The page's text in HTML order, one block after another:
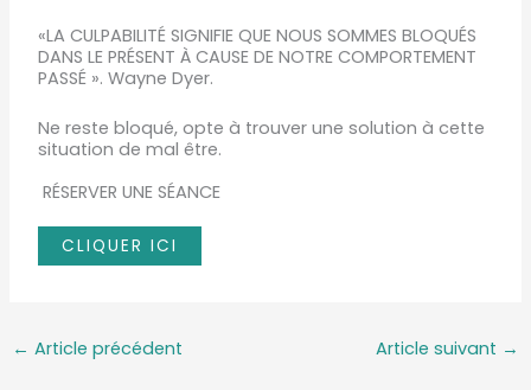
«LA CULPABILITÉ SIGNIFIE QUE NOUS SOMMES BLOQUÉS
DANS LE PRÉSENT À CAUSE DE NOTRE COMPORTEMENT
PASSÉ ».Wayne Dyer.
Ne reste bloqué, opte à trouver une solution à cette
situation de mal être.
RÉSERVER UNE SÉANCE
CLIQUER ICI
← Article précédent Article suivant →